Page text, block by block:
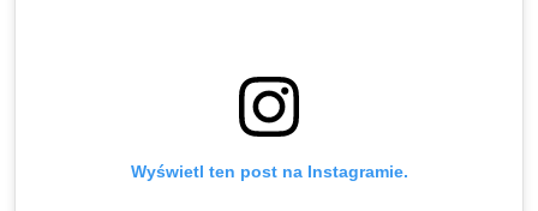
Wyświetl ten post na Instagramie.